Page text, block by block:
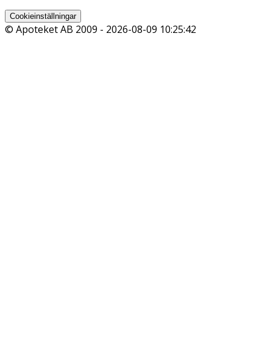
Cookieinställningar
© Apoteket AB 2009 - 2026-08-09 10:25:42